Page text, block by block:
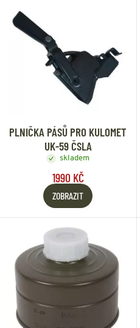
PLNIČKA PÁSŮ PRO KULOMET
UK-59 ČSLA
skladem
1990 KČ
ZOBRAZIT